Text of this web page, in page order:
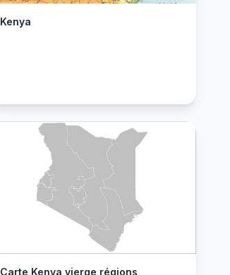
Kenya
Carte Kenya vierge régions